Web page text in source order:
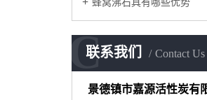
蜂窝沸石具有哪些优势
联系我们 Contact Us
C
景德镇市嘉源活性炭有